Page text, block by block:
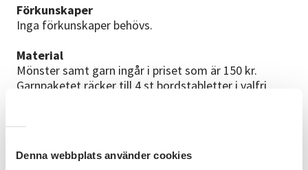
Denna webbplats använder cookies
Förkunskaper
Inga förkunskaper behövs.
Material
Mönster samt garn ingår i priset som är 150 kr.
Garnpaketet räcker till 4 st bordstabletter i valfri
Kursledare
mesta om virkning leder er igenom detta mönster.